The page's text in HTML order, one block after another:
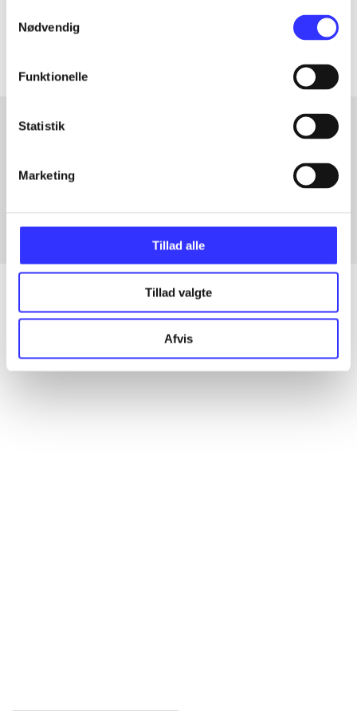
Nødvendig
Funktionelle
Statistik
Marketing
Tillad alle
Tillad valgte
Afvis
Artiklerne i
Fra
Alle registrerede artikler fordelt på udgivelser